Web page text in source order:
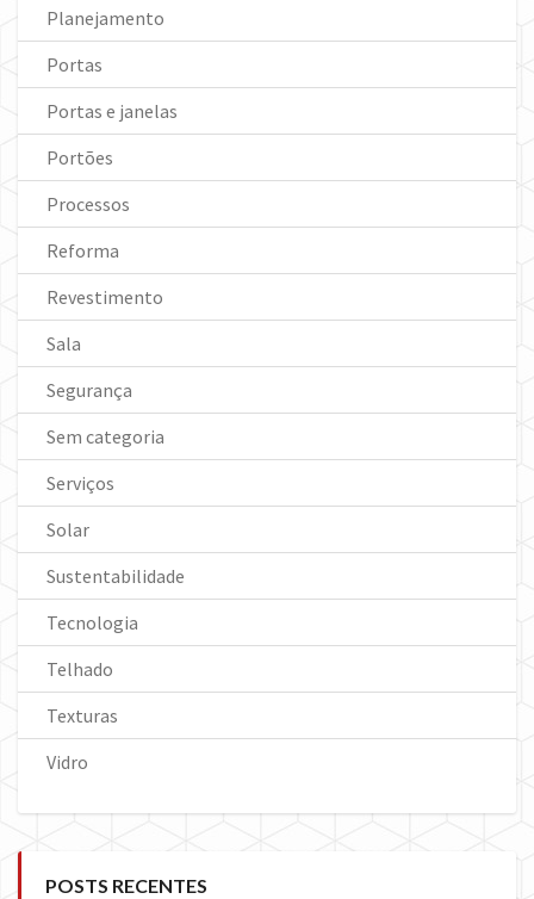
Planejamento
Portas
Portas e janelas
Portões
Processos
Reforma
Revestimento
Sala
Segurança
Sem categoria
Serviços
Solar
Sustentabilidade
Tecnologia
Telhado
Texturas
Vidro
POSTS RECENTES